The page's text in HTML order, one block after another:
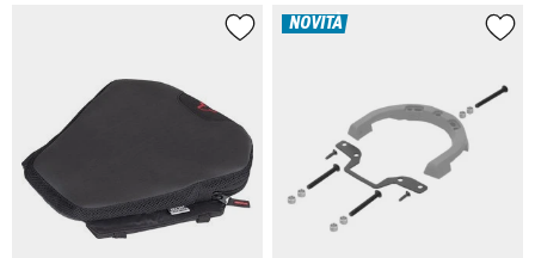
NOVITÀ